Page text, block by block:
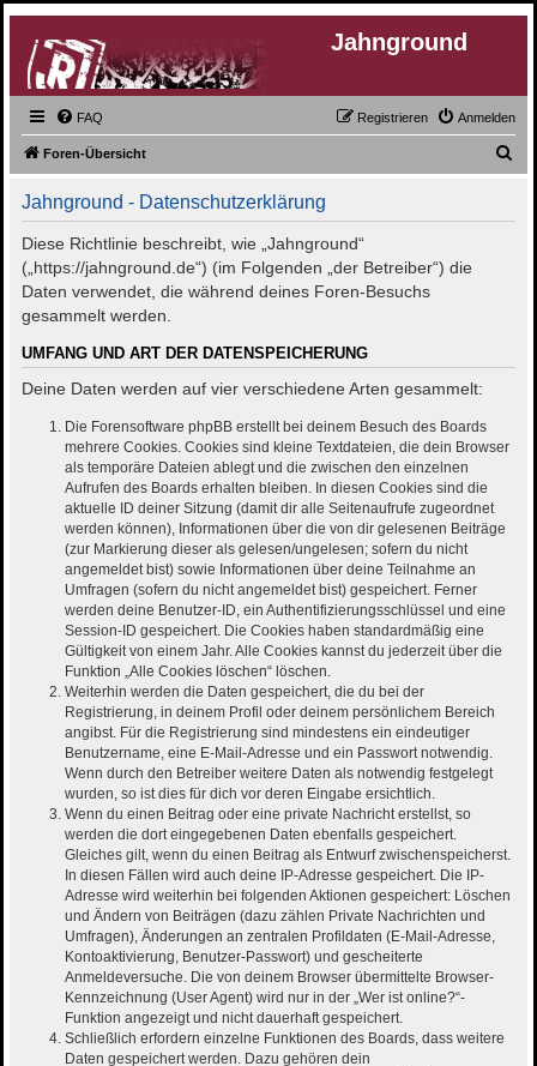
Jahnground
FAQ Anmelden
Registrieren
Foren-Übersicht
Jahnground - Datenschutzerklärung
Diese Richtlinie beschreibt, wie „Jahnground“
(„https://jahnground.de“) (im Folgenden „der Betreiber“) die
Daten verwendet, die während deines Foren-Besuchs
gesammelt werden.
UMFANG UND ART DER DATENSPEICHERUNG
Deine Daten werden auf vier verschiedene Arten gesammelt:
Die Forensoftware phpBB erstellt bei deinem Besuch des Boards
mehrere Cookies. Cookies sind kleine Textdateien, die dein Browser
als temporäre Dateien ablegt und die zwischen den einzelnen
Aufrufen des Boards erhalten bleiben. In diesen Cookies sind die
aktuelle ID deiner Sitzung (damit dir alle Seitenaufrufe zugeordnet
werden können), Informationen über die von dir gelesenen Beiträge
(zur Markierung dieser als gelesen/ungelesen; sofern du nicht
angemeldet bist) sowie Informationen über deine Teilnahme an
Umfragen (sofern du nicht angemeldet bist) gespeichert. Ferner
werden deine Benutzer-ID, ein Authentifizierungsschlüssel und eine
Session-ID gespeichert. Die Cookies haben standardmäßig eine
Gültigkeit von einem Jahr. Alle Cookies kannst du jederzeit über die
Funktion „Alle Cookies löschen“ löschen.
Weiterhin werden die Daten gespeichert, die du bei der
Registrierung, in deinem Profil oder deinem persönlichem Bereich
angibst. Für die Registrierung sind mindestens ein eindeutiger
Benutzername, eine E-Mail-Adresse und ein Passwort notwendig.
Wenn durch den Betreiber weitere Daten als notwendig festgelegt
wurden, so ist dies für dich vor deren Eingabe ersichtlich.
Wenn du einen Beitrag oder eine private Nachricht erstellst, so
werden die dort eingegebenen Daten ebenfalls gespeichert.
Gleiches gilt, wenn du einen Beitrag als Entwurf zwischenspeicherst.
In diesen Fällen wird auch deine IP-Adresse gespeichert. Die IP-
Adresse wird weiterhin bei folgenden Aktionen gespeichert: Löschen
und Ändern von Beiträgen (dazu zählen Private Nachrichten und
Umfragen), Änderungen an zentralen Profildaten (E-Mail-Adresse,
Kontoaktivierung, Benutzer-Passwort) und gescheiterte
Anmeldeversuche. Die von deinem Browser übermittelte Browser-
Kennzeichnung (User Agent) wird nur in der „Wer ist online?“-
Funktion angezeigt und nicht dauerhaft gespeichert.
Schließlich erfordern einzelne Funktionen des Boards, dass weitere
Daten gespeichert werden. Dazu gehören dein